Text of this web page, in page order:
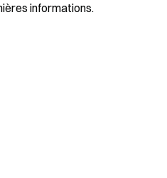
informations.